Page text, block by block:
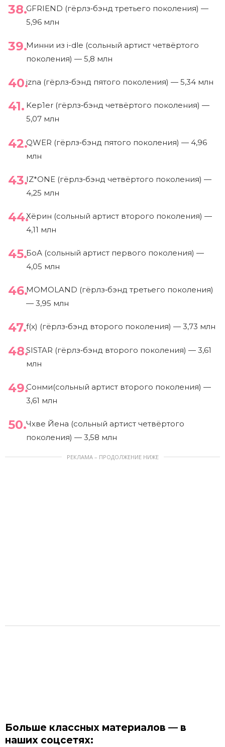
GFRIEND (гёрлз‑бэнд третьего поколения) —
5,96 млн
Минни из i-dle (сольный артист четвёртого
поколения) — 5,8 млн
izna (гёрлз‑бэнд пятого поколения) — 5,34 млн
Kep1er (гёрлз‑бэнд четвёртого поколения) —
5,07 млн
QWER (гёрлз‑бэнд пятого поколения) — 4,96
млн
IZ*ONE (гёрлз‑бэнд четвёртого поколения) —
4,25 млн
Хёрин (сольный артист второго поколения) —
4,11 млн
БоА (сольный артист первого поколения) —
4,05 млн
MOMOLAND (гёрлз‑бэнд третьего поколения)
— 3,95 млн
f(x) (гёрлз‑бэнд второго поколения) — 3,73 млн
SISTAR (гёрлз‑бэнд второго поколения) — 3,61
млн
Сонми(сольный артист второго поколения) —
3,61 млн
Чхве Йена (сольный артист четвёртого
поколения) — 3,58 млн
РЕКЛАМА – ПРОДОЛЖЕНИЕ НИЖЕ
Больше классных материалов — в
наших соцсетях: